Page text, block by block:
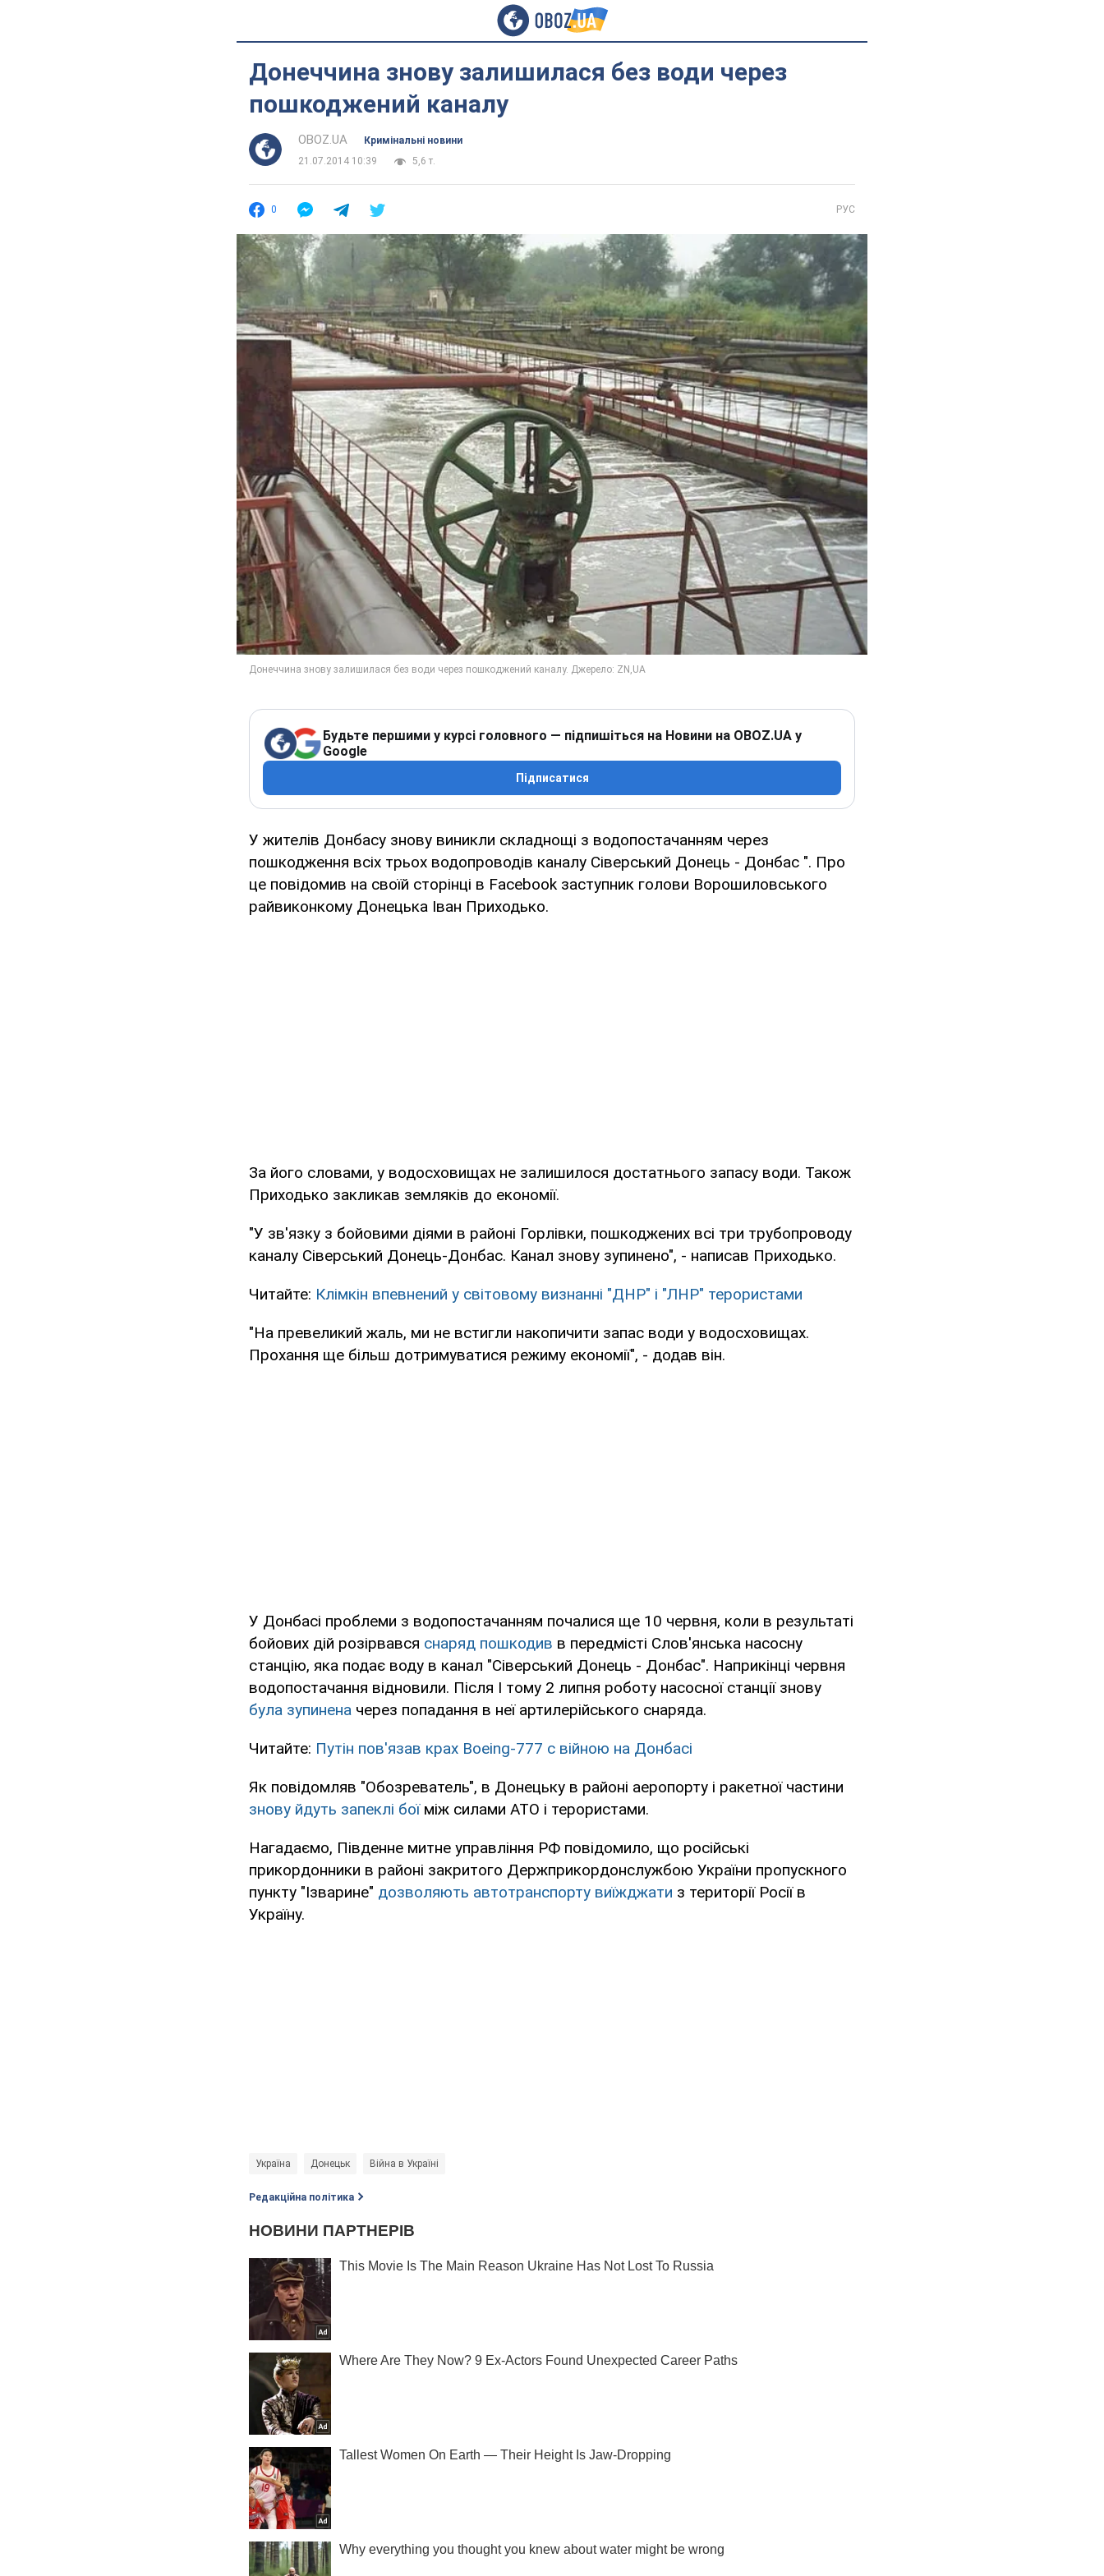
Донеччина знову залишилася без води через
пошкоджений каналу
OBOZ.UA
Кримінальні новини
21.07.2014 10:39
5,6 т.
0 РУС
Будьте першими у курсі головного — підпишіться на Новини на OBOZ.UA у
Google
Підписатися
У жителів Донбасу знову виникли складнощі з водопостачанням через
пошкодження всіх трьох водопроводів каналу Сіверський Донець - Донбас ". Про
це повідомив на своїй сторінці в Facebook заступник голови Ворошиловського
райвиконкому Донецька Іван Приходько.
За його словами, у водосховищах не залишилося достатнього запасу води. Також
Приходько закликав земляків до економії.
"У зв'язку з бойовими діями в районі Горлівки, пошкоджених всі три трубопроводу
каналу Сіверський Донець-Донбас. Канал знову зупинено", - написав Приходько.
Читайте: Клімкін впевнений у світовому визнанні "ДНР" і "ЛНР" терористами
"На превеликий жаль, ми не встигли накопичити запас води у водосховищах.
Прохання ще більш дотримуватися режиму економії", - додав він.
У Донбасі проблеми з водопостачанням почалися ще 10 червня, коли в результаті
бойових дій розірвався снаряд пошкодив в передмісті Слов'янська насосну
станцію, яка подає воду в канал "Сіверський Донець - Донбас". Наприкінці червня
водопостачання відновили. Після І тому 2 липня роботу насосної станції знову
була зупинена через попадання в неї артилерійського снаряда.
Читайте: Путін пов'язав крах Boeing-777 c війною на Донбасі
Як повідомляв "Обозреватель", в Донецьку в районі аеропорту і ракетної частини
знову йдуть запеклі боїміж силами АТО і терористами.
Нагадаємо, Південне митне управління РФ повідомило, що російські
прикордонники в районі закритого Держприкордонслужбою України пропускного
пункту "Ізварине" дозволяють автотранспорту виїжджати з території Росії в
Україну.
Україна Донецьк Війна в Україні
Редакційна політика